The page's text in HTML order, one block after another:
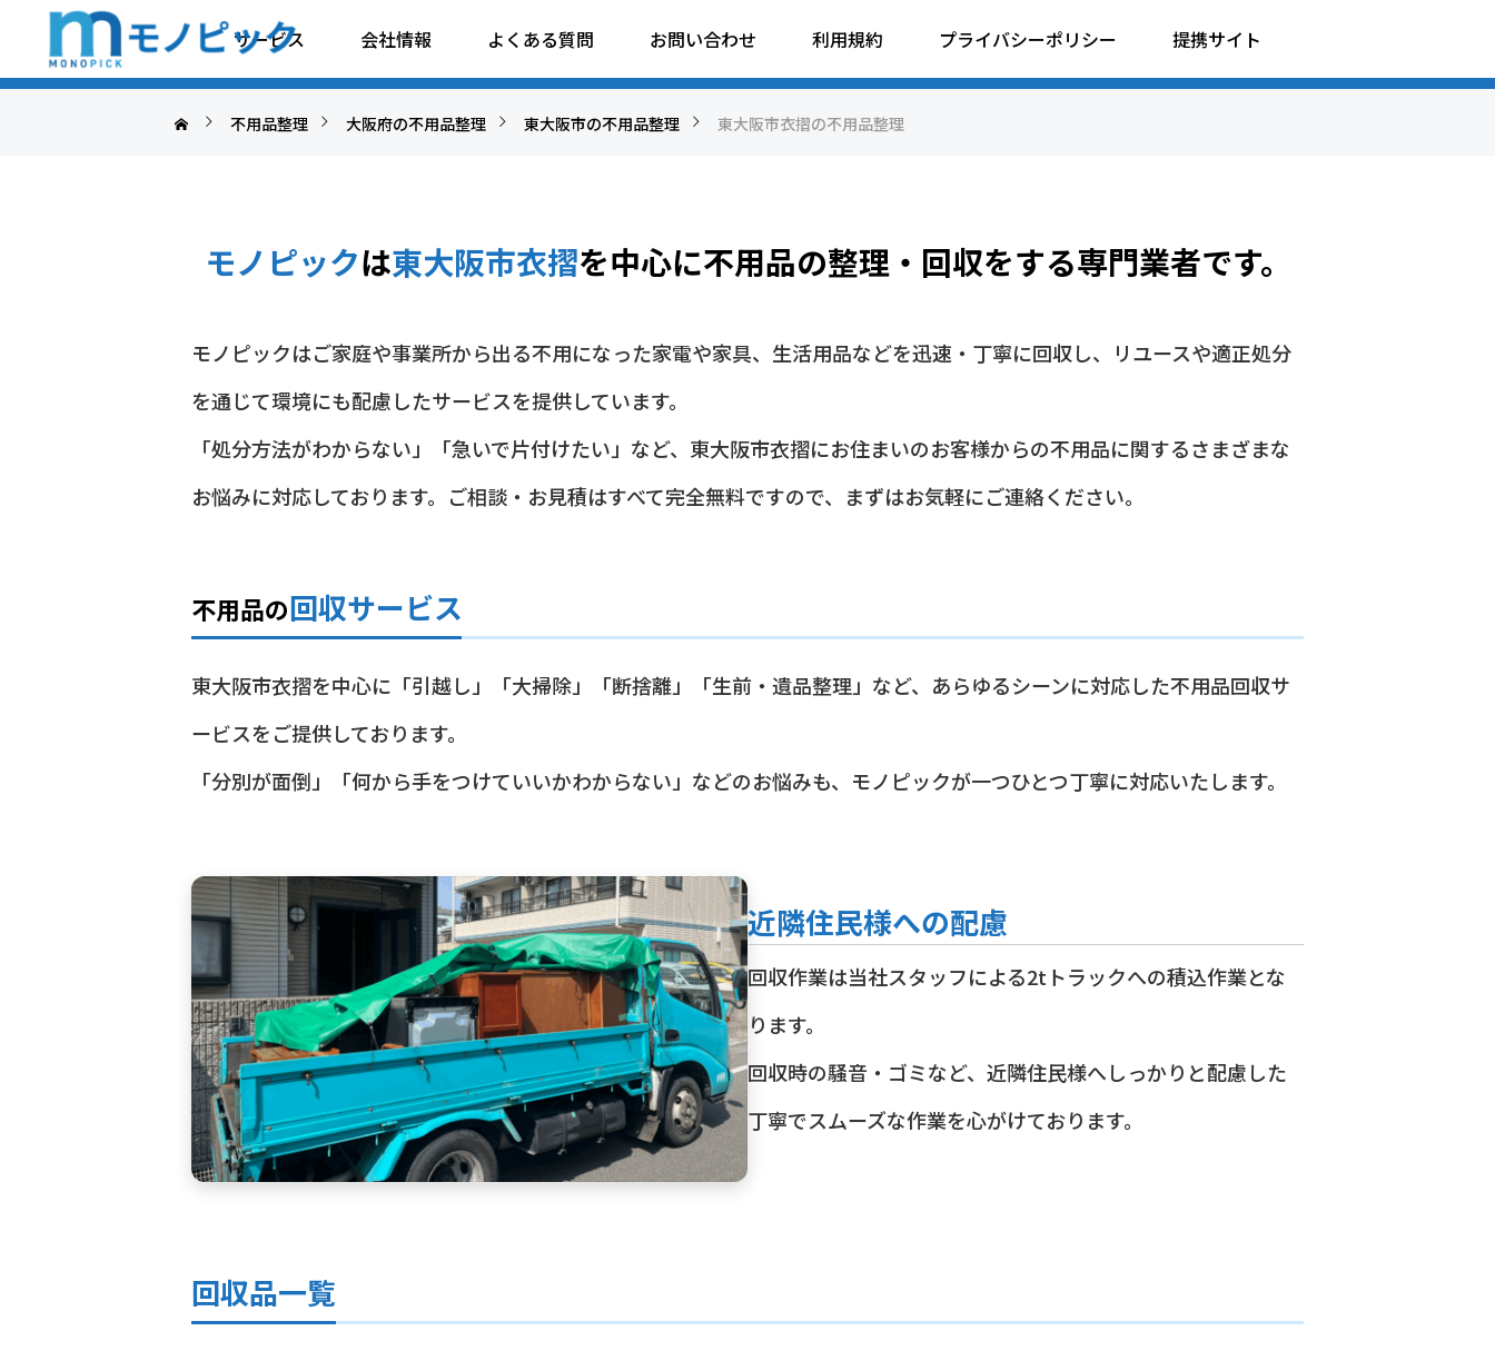
サービス 会社情報 よくある質問 お問い合わせ 利用規約 プライバシーポリシー 提携サイト
東大阪市衣摺の不用品整理
不用品整理 大阪府の不用品整理 東大阪市の不用品整理 東大阪市衣摺の不用品整理
モノピックは東大阪市衣摺を中心に不用品の整理・回収をする専門業者です。
モノピックはご家庭や事業所から出る不用になった家電や家具、生活用品などを迅速・丁寧に回収し、リユースや適正処分
を通じて環境にも配慮したサービスを提供しています。
「処分方法がわからない」「急いで片付けたい」など、東大阪市衣摺にお住まいのお客様からの不用品に関するさまざまな
お悩みに対応しております。ご相談・お見積はすべて完全無料ですので、まずはお気軽にご連絡ください。
不用品の回収サービス
東大阪市衣摺を中心に「引越し」「大掃除」「断捨離」「生前・遺品整理」など、あらゆるシーンに対応した不用品回収サ
ービスをご提供しております。
「分別が面倒」「何から手をつけていいかわからない」などのお悩みも、モノピックが一つひとつ丁寧に対応いたします。
近隣住民様への配慮
回収作業は当社スタッフによる2tトラックへの積込作業とな
ります。
回収時の騒音・ゴミなど、近隣住民様へしっかりと配慮した
丁寧でスムーズな作業を心がけております。
回収品一覧